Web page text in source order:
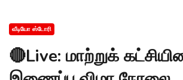
வீடியோ ஸ்டோரி
🔴Live: மாற்றுக்